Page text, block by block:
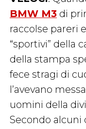
BMW M3 di
raccolse pareri
“sportivi” della
della stampa
fece stragi di
l’avevano
uomini della
Secondo alcuni